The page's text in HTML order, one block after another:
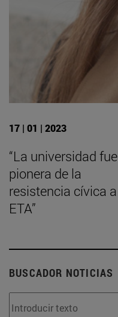
17 | 01 | 2023
“La universidad fue
pionera de la
resistencia cívica a
ETA”
BUSCADOR NOTICIAS